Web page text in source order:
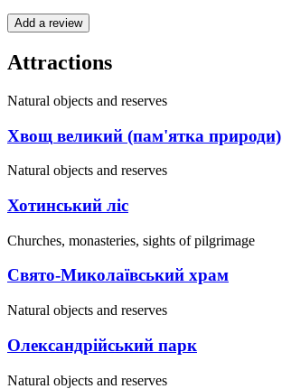
Add a review
Attractions
Natural objects and reserves
Хвощ великий (пам'ятка природи)
Natural objects and reserves
Хотинський ліс
Churches, monasteries, sights of pilgrimage
Свято-Миколаївський храм
Natural objects and reserves
Олександрійський парк
Natural objects and reserves